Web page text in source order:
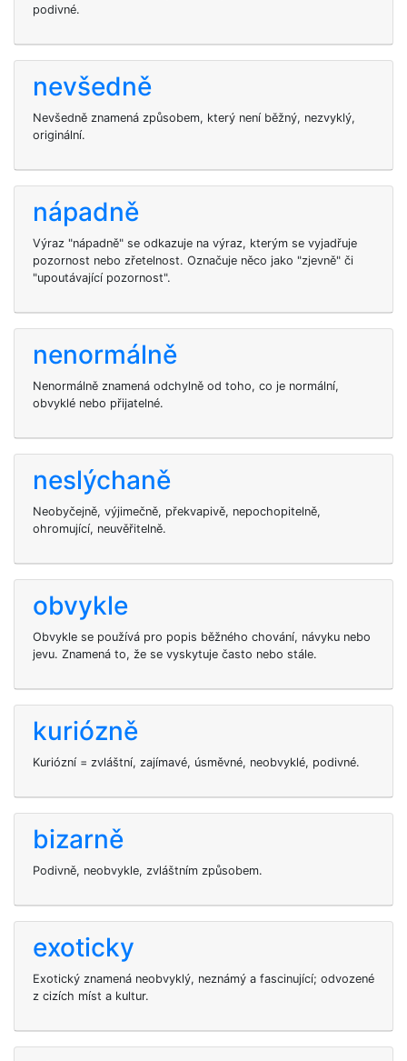
podivné.
nevšedně
Nevšedně znamená způsobem, který není běžný, nezvyklý,
originální.
nápadně
Výraz "nápadně" se odkazuje na výraz, kterým se vyjadřuje
pozornost nebo zřetelnost. Označuje něco jako "zjevně" či
"upoutávající pozornost".
nenormálně
Nenormálně znamená odchylně od toho, co je normální,
obvyklé nebo přijatelné.
neslýchaně
Neobyčejně, výjimečně, překvapivě, nepochopitelně,
ohromující, neuvěřitelně.
obvykle
Obvykle se používá pro popis běžného chování, návyku nebo
jevu. Znamená to, že se vyskytuje často nebo stále.
kuriózně
Kuriózní = zvláštní, zajímavé, úsměvné, neobvyklé, podivné.
bizarně
Podivně, neobvykle, zvláštním způsobem.
exoticky
Exotický znamená neobvyklý, neznámý a fascinující; odvozené
z cizích míst a kultur.